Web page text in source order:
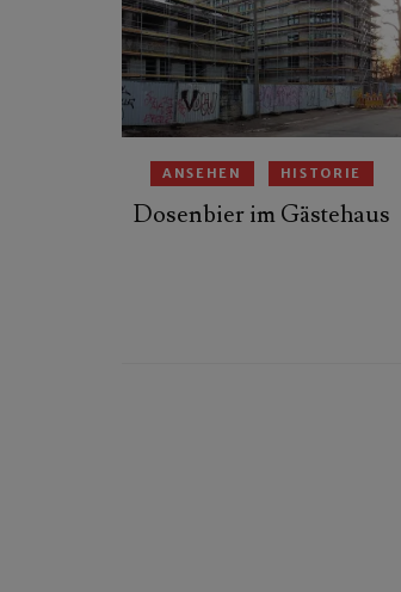
ANSEHEN HISTORIE
Dosenbier im Gästehaus